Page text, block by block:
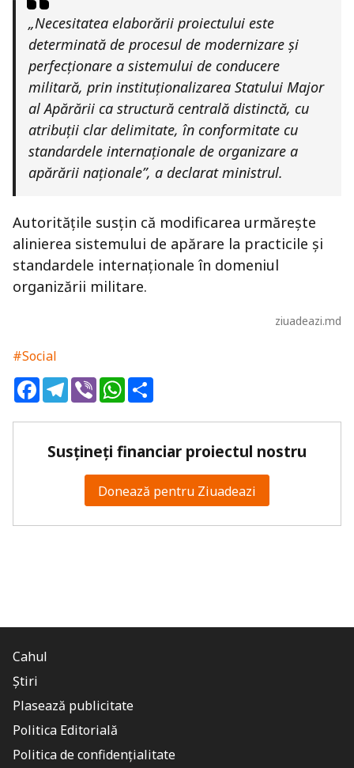
„Necesitatea elaborării proiectului este
determinată de procesul de modernizare și
perfecționare a sistemului de conducere
militară, prin instituționalizarea Statului Major
al Apărării ca structură centrală distinctă, cu
atribuții clar delimitate, în conformitate cu
standardele internaționale de organizare a
apărării naționale”, a declarat ministrul.
Autoritățile susțin că modificarea urmărește
alinierea sistemului de apărare la practicile și
standardele internaționale în domeniul
organizării militare.
ziuadeazi.md
#Social
FacebookTelegram
ViberWhatsApp
Susțineți financiar proiectul nostru
Donează pentru Ziuadeazi
Cahul
Știri
Plasează publicitate
Politica Editorială
Politica de confidențialitate